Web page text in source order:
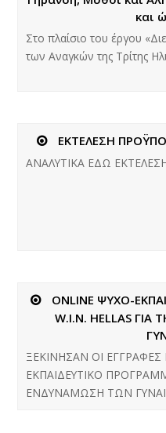
και
Στο πλαίσιο του έργου
των Αναγκών της Τρίτης
ΕΚΤΕΛΕΣΗ
ΑΝΑΛΥΤΙΚΑ ΕΔΩ
ONLINE ΨΥΧΟ-
W.I.N. HELLAS
ΞΕΚΙΝΗΣΑΝ ΟΙ ΕΓΓΡΑΦΕΣ
ΕΚΠΑΙΔΕΥΤΙΚΟ
ΕΝΔΥΝΑΜΩΣΗ ΤΩΝ